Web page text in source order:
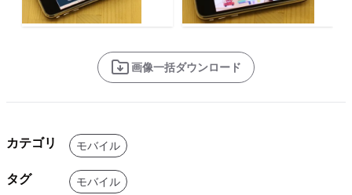
画像一括ダウンロード
カテゴリ モバイル
タグ モバイル